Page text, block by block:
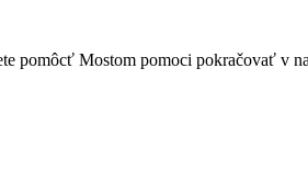
pomôcť Mostom pomoci pokračovať